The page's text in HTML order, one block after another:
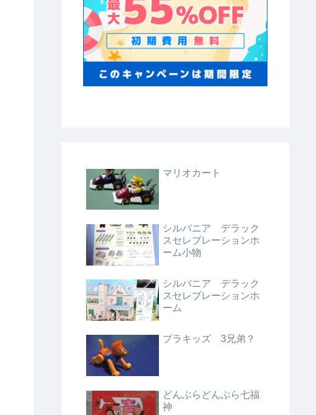
マリオカート
シルバニア デラック
スセレブレーションホ
ーム小物
シルバニア デラック
スセレブレーションホ
ーム
プラキッズ 3兄弟？
どんぶらどんぶら七福
神